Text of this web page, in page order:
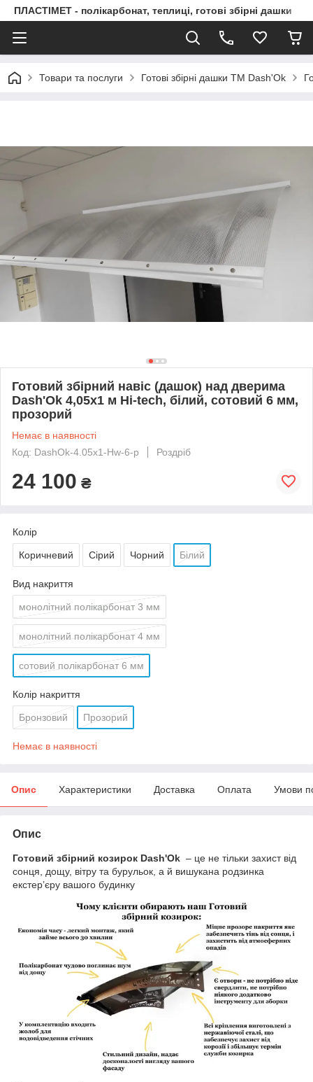
ПЛАСТІМЕТ - полікарбонат, теплиці, готові збірні дашки
Товари та послуги Готові збірні дашки ТМ Dash'Ok
Готовий збірний навіс (дашок) над дверима
Dash'Ok 4,05x1 м Hi-tech, білий, сотовий 6 мм,
прозорий
Немає в наявності
Код: DashOk-4.05x1-Hw-6-p
Роздріб
24 100 ₴
Колір
Коричневий Сірий Чорний Білий
Вид накриття
монолітний полікарбонат 3 мм
монолітний полікарбонат 4 мм
сотовий полікарбонат 6 мм
Колір накриття
Бронзовий Прозорий
Немає в наявності
Опис Характеристики Доставка Оплата Умови
Опис
Готовий збірний козирок Dash'Ok – це не тільки захист від
сонця, дощу, вітру та бурульок, а й вишукана родзинка
екстер’єру вашого будинку